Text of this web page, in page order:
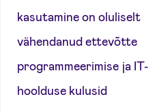
kasutamine on oluliselt
vähendanud ettevõtte
programmeerimise ja IT-
hoolduse kulusid